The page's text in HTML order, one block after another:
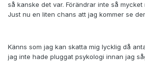
så kanske det var. Förändrar inte så
Just nu en liten chans att jag kommer se
Känns som jag kan skatta mig lycklig då
jag inte hade pluggat psykologi innan jag